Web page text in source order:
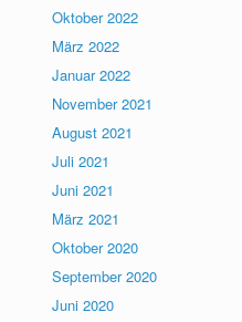
Oktober 2022
März 2022
Januar 2022
November 2021
August 2021
Juli 2021
Juni 2021
März 2021
Oktober 2020
September 2020
Juni 2020